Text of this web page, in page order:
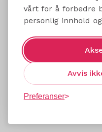
vårt for å forbedre
personlig innhold
Avvis
Preferanser